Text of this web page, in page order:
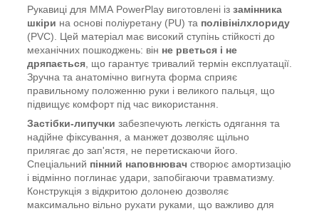
Рукавиці для ММА PowerPlay виготовлені із замінника
шкіри на основі поліуретану (PU) та полівінілхлориду
(PVC). Цей матеріал має високий ступінь стійкості до
механічних пошкоджень: він не рветься і не
дряпається , що гарантує тривалий термін експлуатації.
Зручна та анатомічно вигнута форма сприяє
правильному положенню руки і великого пальця, що
підвищує комфорт під час використання.
Застібки-липучки забезпечують легкість одягання та
надійне фіксування, а манжет дозволяє щільно
прилягає до зап'ястя, не перетискаючи його.
Спеціальний пінний наповнювач створює амортизацію
і відмінно поглинає удари, запобігаючи травматизму.
Конструкція з відкритою долонею дозволяє
максимально вільно рухати руками, що важливо для